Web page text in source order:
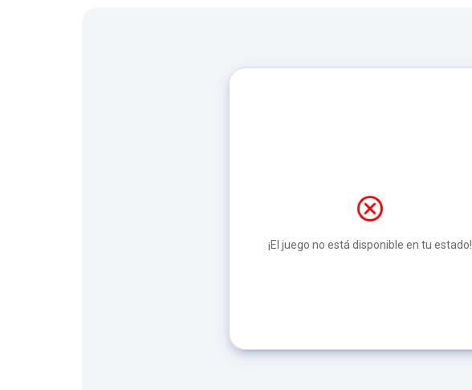
¡El juego no está disponible en tu estado!